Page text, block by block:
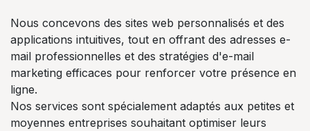
Nous concevons des sites web personnalisés et des
applications intuitives, tout en offrant des adresses e-
mail professionnelles et des stratégies d'e-mail
marketing efficaces pour renforcer votre présence en
ligne.
Nos services sont spécialement adaptés aux petites et
moyennes entreprises souhaitant optimiser leurs